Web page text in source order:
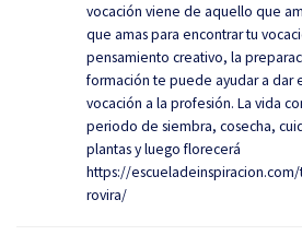
vocación viene de aquello que
que amas para encontrar tu
pensamiento creativo, la
formación te puede ayudar a dar
vocación a la profesión. La vida
periodo de siembra, cosecha,
plantas y luego florecerá
https://
rovira/